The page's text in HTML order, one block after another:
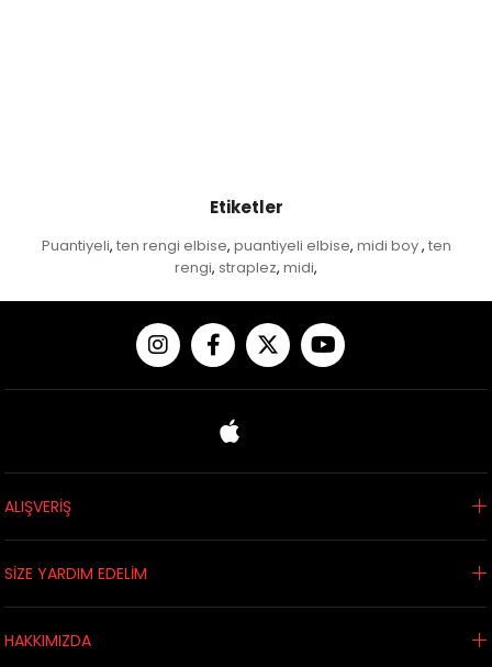
Etiketler
Puantiyeli, ten rengi elbise, puantiyeli elbise, midi boy, ten
rengi, straplez, midi,
ALIŞVERİŞ
SİZE YARDIM EDELİM
HAKKIMIZDA